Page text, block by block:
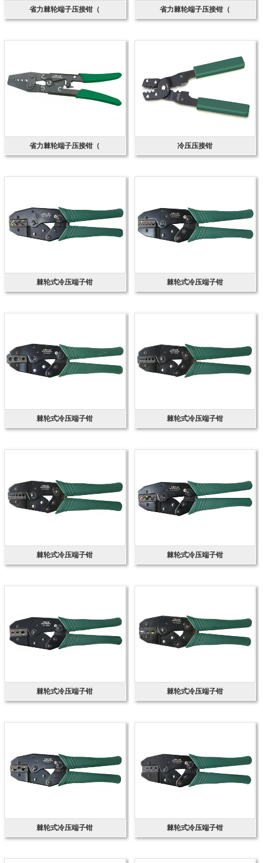
省力棘轮端子压接钳（ 省力棘轮端子压接钳（
省力棘轮端子压接钳（ 冷压压接钳
棘轮式冷压端子钳 棘轮式冷压端子钳
棘轮式冷压端子钳 棘轮式冷压端子钳
棘轮式冷压端子钳 棘轮式冷压端子钳
棘轮式冷压端子钳 棘轮式冷压端子钳
棘轮式冷压端子钳 棘轮式冷压端子钳